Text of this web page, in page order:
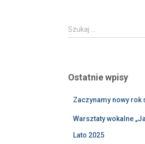
Szukaj …
Ostatnie wpisy
Zaczynamy nowy rok
Warsztaty wokalne
Lato 2025